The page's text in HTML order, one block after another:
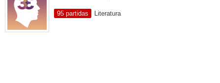
95 partidas Literatura